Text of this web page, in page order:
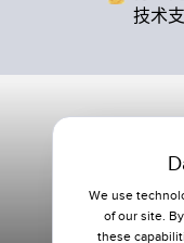
技术
We use
of our site.
these